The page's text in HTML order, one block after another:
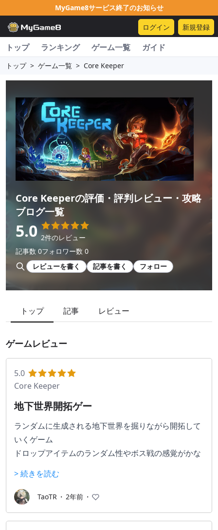
MyGame8サービス終了のお知らせ
ログイン 新規登録
トップ ランキング ゲーム一覧 ガイド
トップ > ゲーム一覧 > Core Keeper
Core Keeperの評価・評判レビュー・攻略
ブログ一覧
5.0 2件のレビュー
記事数 0フォロワー数 0
レビューを書く
記事を書く フォロー
トップ 記事 レビュー
ゲームレビュー
5.0
Core Keeper
地下世界開拓ゲー
ランダムに生成される地下世界を掘りながら開拓して
いくゲーム
ドロップアイテムのランダム性やボス戦の感覚がかな
真っ暗な地下世界を自分の手で掘り広げる楽しさとア
イテムやボスとのランダム性が楽しい作品です
> 続きを読む
TaoTR ・ 2年前 ・